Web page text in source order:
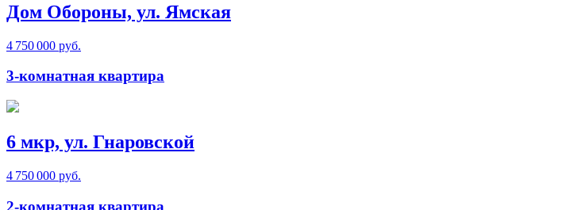
Дом Обороны, ул. Ямская
4 750 000 руб.
3-комнатная квартира
6 мкр, ул. Гнаровской
4 750 000 руб.
2-комнатная квартира